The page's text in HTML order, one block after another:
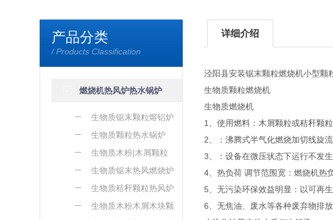
产品分类
/ Products Classification
燃烧机热风炉热水锅炉
生物质锯末颗粒熔铝炉
生物质颗粒热水锅炉
生物质木粉|木屑颗粒
熔铝炉
生物质锯末热风燃烧炉
生物质秸秆颗粒热风炉
生物质木粉木屑木块颗
详细介绍
泾阳县安装锯末颗粒燃烧机小型颗
生物质颗粒燃烧机
生物质燃烧机
1、使用燃料：木屑颗粒或秸秆颗
2、：沸腾式半气化燃烧加切线旋
3、：设备在微压状态下运行不发
4、热负荷 调节范围宽：燃烧机热
5、无污染环保效益明显：以可再
6、无焦油、废水等各种废弃物排